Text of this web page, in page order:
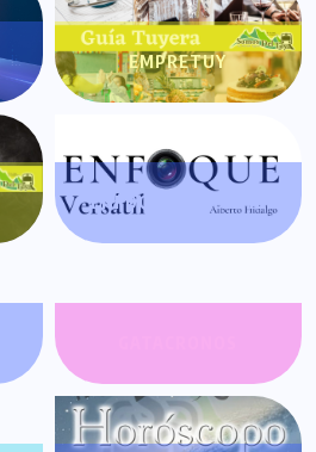
EMPRETUY
ENFOQUE VERSÁTIL